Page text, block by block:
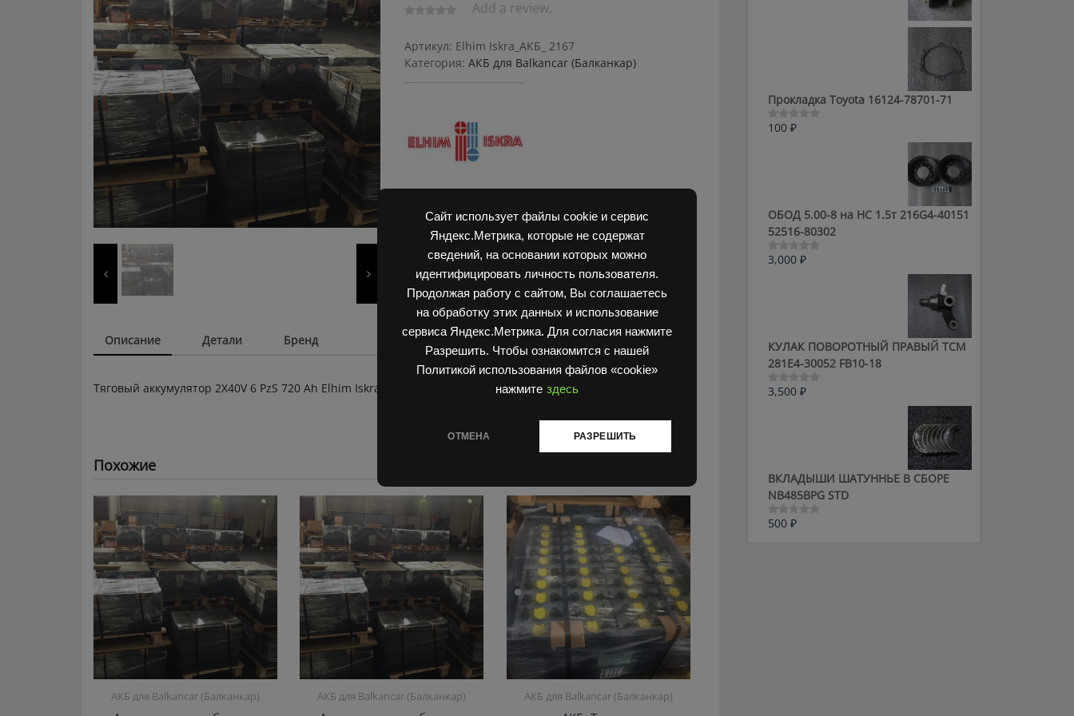
Сайт использует файлы cookie и сервис
Яндекс.Метрика, которые не содержат
сведений, на основании которых можно
идентифицировать личность пользователя.
Продолжая работу с сайтом, Вы соглашаетесь
на обработку этих данных и использование
сервиса Яндекс.Метрика. Для согласия нажмите
Разрешить. Чтобы ознакомится с нашей
Политикой использования файлов «cookie»
нажмите здесь
ОТМЕНА РАЗРЕШИТЬ
Add a review.
Артикул: Elhim Iskra_АКБ_ 2167
Категория: АКБ для Balkanсar (Балканкар)
Описание Детали Бренд
Тяговый аккумулятор 2X40V 6 PzS 720 Ah Elhim Iskra
Похожие
АКБ для Balkanсar (Балканкар) АКБ для Balkanсar (Балканкар) АКБ для Balkanсar (Балканкар)
Прокладка Toyota 16124-78701-71
Оценка
100 ₽
ОБОД 5.00-8 на HC 1.5т 216G4-40151
52516-80302
Оценка
3,000 ₽
КУЛАК ПОВОРОТНЫЙ ПРАВЫЙ ТСМ
281E4-30052 FB10-18
Оценка
3,500 ₽
ВКЛАДЫШИ ШАТУННЬЕ В СБОРЕ
NB485BPG STD
Оценка
500 ₽